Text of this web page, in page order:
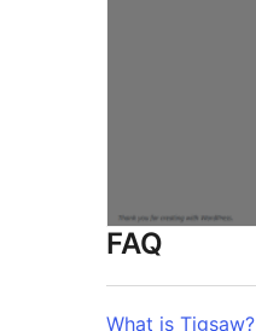
FAQ
What is Tigsaw?